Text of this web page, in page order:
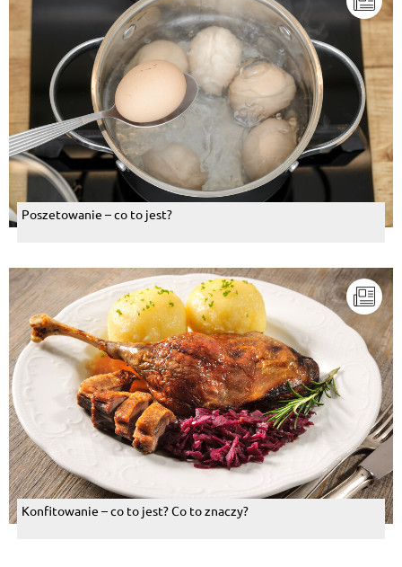
Poszetowanie – co to jest?
Konfitowanie – co to jest? Co to znaczy?